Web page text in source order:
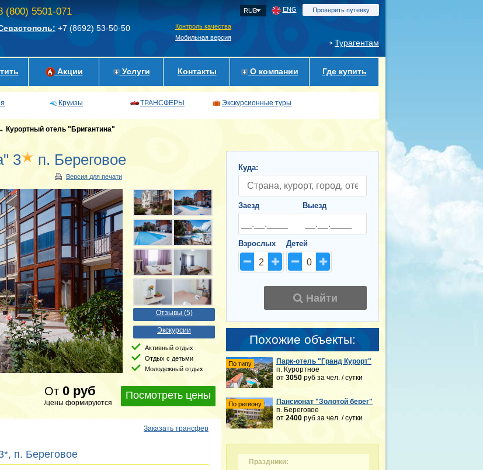
(800) 5501-071
+7 (8692) 53-50-50
Контроль качества
Мобильная версия
RUB ENG Проверить путевку
Турагентам
Акции Услуги Контакты О компании Где купить
Круизы ТРАНСФЕРЫ Экскурсионные туры
Курортный отель "Бригантина"
3 п. Береговое
Версия для печати
Отзывы (5)
Экскурсии
Активный отдых
Отдых с детьми
Молодежный отдых
Посмотреть цены
От 0 руб
/цены формируются
Заказать трансфер
п. Береговое
Куда:
Заезд Выезд
Взрослых
2
Детей
0
Найти
Похожие объекты:
По типу
Парк-отель "Гранд Курорт"
п. Курортное
от 3050 руб за чел. / сутки
По региону
Пансионат "Золотой берег"
п. Береговое
от 2400 руб за чел. / сутки
Праздники: